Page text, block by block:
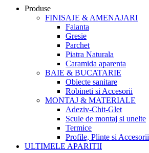
Produse
FINISAJE & AMENAJARI
Faianta
Gresie
Parchet
Piatra Naturala
Caramida aparenta
BAIE & BUCATARIE
Obiecte sanitare
Robineti si Accesorii
MONTAJ & MATERIALE
Adeziv-Chit-Glet
Scule de montaj si unelte
Termice
Profile, Plinte si Accesorii
ULTIMELE APARITII